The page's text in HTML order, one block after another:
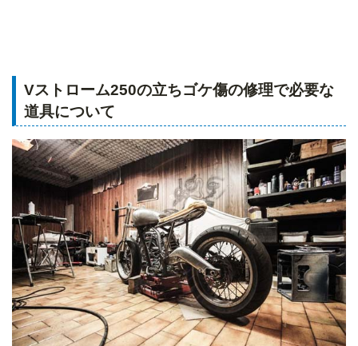
Vストローム250の立ちゴケ傷の修理で必要な
道具について